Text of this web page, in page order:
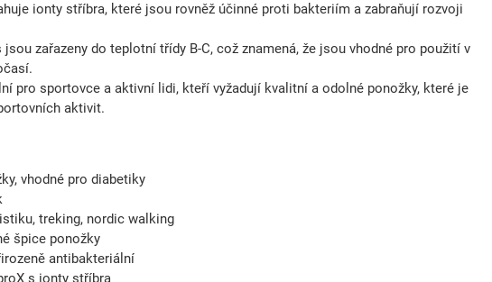
ionty stříbra, které jsou rovněž účinné proti bakteriím a zabraňují rozvoji
jsou zařazeny do teplotní třídy B-C, což znamená, že jsou vhodné pro použití v
pro sportovce a aktivní lidi, kteří vyžadují kvalitní a odolné ponožky, které je
aktivit.
vhodné pro diabetiky
treking, nordic walking
špice ponožky
antibakteriální
s ionty stříbra